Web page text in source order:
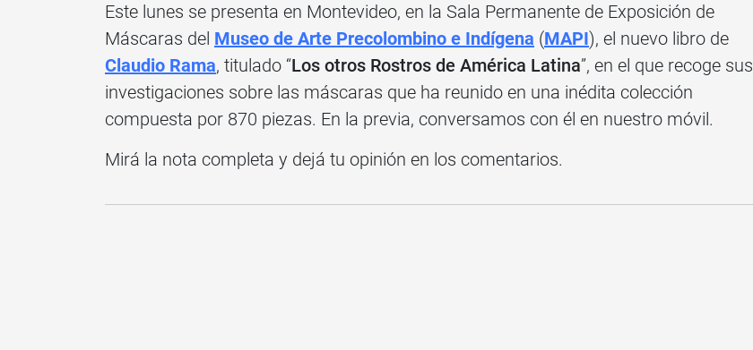
Este lunes se presenta en Montevideo, en la Sala Permanente de Exposición de
Máscaras del Museo de Arte Precolombino e Indígena (MAPI), el nuevo libro de
Claudio Rama, titulado “Los otros Rostros de América Latina”, en el que recoge sus
investigaciones sobre las máscaras que ha reunido en una inédita colección
compuesta por 870 piezas. En la previa, conversamos con él en nuestro móvil.
Mirá la nota completa y dejá tu opinión en los comentarios.